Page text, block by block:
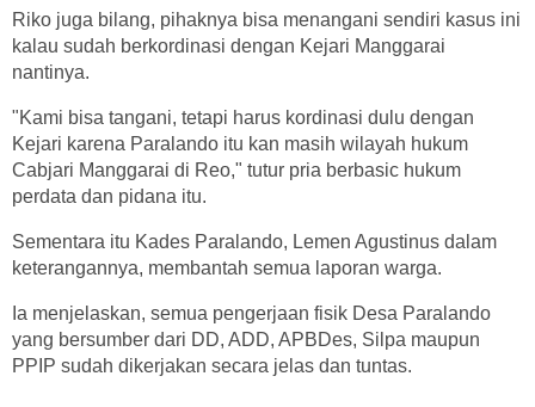
Riko juga bilang, pihaknya bisa menangani sendiri kasus ini
kalau sudah berkordinasi dengan Kejari Manggarai
nantinya.
"Kami bisa tangani, tetapi harus kordinasi dulu dengan
Kejari karena Paralando itu kan masih wilayah hukum
Cabjari Manggarai di Reo," tutur pria berbasic hukum
perdata dan pidana itu.
Sementara itu Kades Paralando, Lemen Agustinus dalam
keterangannya, membantah semua laporan warga.
Ia menjelaskan, semua pengerjaan fisik Desa Paralando
yang bersumber dari DD, ADD, APBDes, Silpa maupun
PPIP sudah dikerjakan secara jelas dan tuntas.